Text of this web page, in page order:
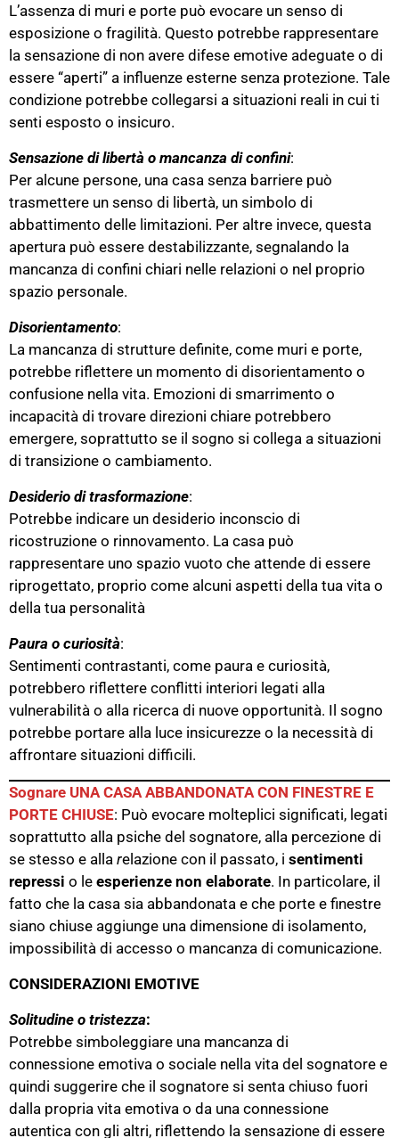
L’assenza di muri e porte può evocare un senso di
esposizione o fragilità. Questo potrebbe rappresentare
la sensazione di non avere difese emotive adeguate o di
essere “aperti” a influenze esterne senza protezione. Tale
condizione potrebbe collegarsi a situazioni reali in cui ti
senti esposto o insicuro​.
Sensazione di libertà o mancanza di confini:
Per alcune persone, una casa senza barriere può
trasmettere un senso di libertà, un simbolo di
abbattimento delle limitazioni. Per altre invece, questa
apertura può essere destabilizzante, segnalando la
mancanza di confini chiari nelle relazioni o nel proprio
spazio personale.
Disorientamento:
La mancanza di strutture definite, come muri e porte,
potrebbe riflettere un momento di disorientamento o
confusione nella vita. Emozioni di smarrimento o
incapacità di trovare direzioni chiare potrebbero
emergere, soprattutto se il sogno si collega a situazioni
di transizione o cambiamento​.
Desiderio di trasformazione:
Potrebbe indicare un desiderio inconscio di
ricostruzione o rinnovamento. La casa può
rappresentare uno spazio vuoto che attende di essere
riprogettato, proprio come alcuni aspetti della tua vita o
della tua personalità​
Paura o curiosità:
Sentimenti contrastanti, come paura e curiosità,
potrebbero riflettere conflitti interiori legati alla
vulnerabilità o alla ricerca di nuove opportunità. Il sogno
potrebbe portare alla luce insicurezze o la necessità di
affrontare situazioni difficili​.
Sognare UNA CASA ABBANDONATA CON FINESTRE E
PORTE CHIUSE: Può evocare molteplici significati, legati
soprattutto alla psiche del sognatore, alla percezione di
se stesso e alla relazione con il passato, i sentimenti
repressi o le esperienze non elaborate. In particolare, il
fatto che la casa sia abbandonata e che porte e finestre
siano chiuse aggiunge una dimensione di isolamento,
impossibilità di accesso o mancanza di comunicazione.
CONSIDERAZIONI EMOTIVE
Solitudine o tristezza:
Potrebbe simboleggiare una mancanza di
connessione emotiva o sociale nella vita del sognatore e
quindi suggerire che il sognatore si senta chiuso fuori
dalla propria vita emotiva o da una connessione
autentica con gli altri, riflettendo la sensazione di essere